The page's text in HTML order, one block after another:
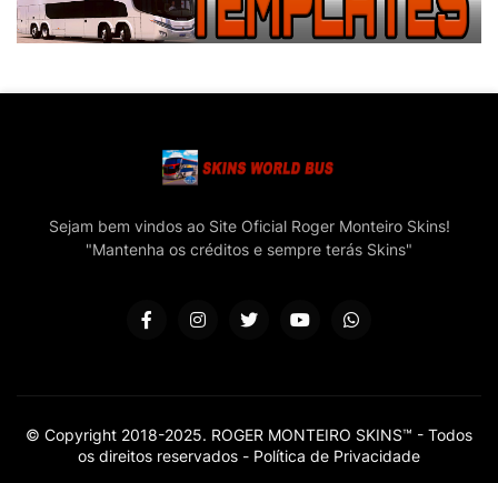
Sejam bem vindos ao Site Oficial Roger Monteiro Skins!
"Mantenha os créditos e sempre terás Skins"
© Copyright 2018-2025. ROGER MONTEIRO SKINS™ - Todos
os direitos reservados - Política de Privacidade